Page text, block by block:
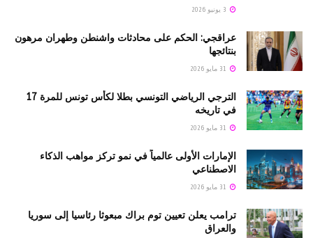
عراقجي: الحكم على محادثات واشنطن وطهران مرهون
بنتائجها
الترجي الرياضي التونسي بطلا لكأس تونس للمرة 17
في تاريخه
الإمارات الأولى عالمياً في نمو تركز مواهب الذكاء
الاصطناعي
ترامب يعلن تعيين توم براك مبعوثا رئاسيا إلى سوريا
والعراق